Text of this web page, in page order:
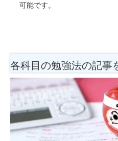
可能です。
各科目の勉強法の記事